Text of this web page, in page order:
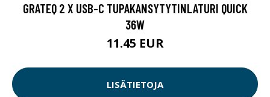
GRATEQ 2 X USB-C TUPAKANSYTYTINLATURI QUICK
36W
11.45 EUR
LISÄTIETOJA